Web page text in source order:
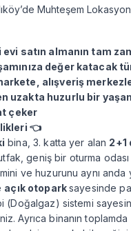
Muhteşem
satın almanın tam
değer katacak
alışveriş
uzakta huzurlu bir
çeker
👈
bina, 3. katta yer alan 2+1
geniş bir oturma
ve huzurunu aynı anda
açık otoparksayesinde
(Doğalgaz) sistemi
Ayrıca binanın